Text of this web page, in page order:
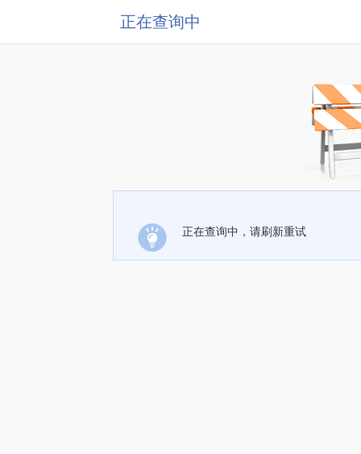
正在查询中
正在查询中，请刷新重试